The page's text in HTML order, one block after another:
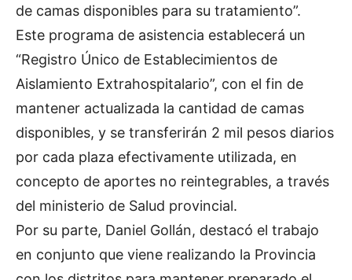
de camas disponibles para su tratamiento”.
Este programa de asistencia establecerá un
“Registro Único de Establecimientos de
Aislamiento Extrahospitalario”, con el fin de
mantener actualizada la cantidad de camas
disponibles, y se transferirán 2 mil pesos diarios
por cada plaza efectivamente utilizada, en
concepto de aportes no reintegrables, a través
del ministerio de Salud provincial.
Por su parte, Daniel Gollán, destacó el trabajo
en conjunto que viene realizando la Provincia